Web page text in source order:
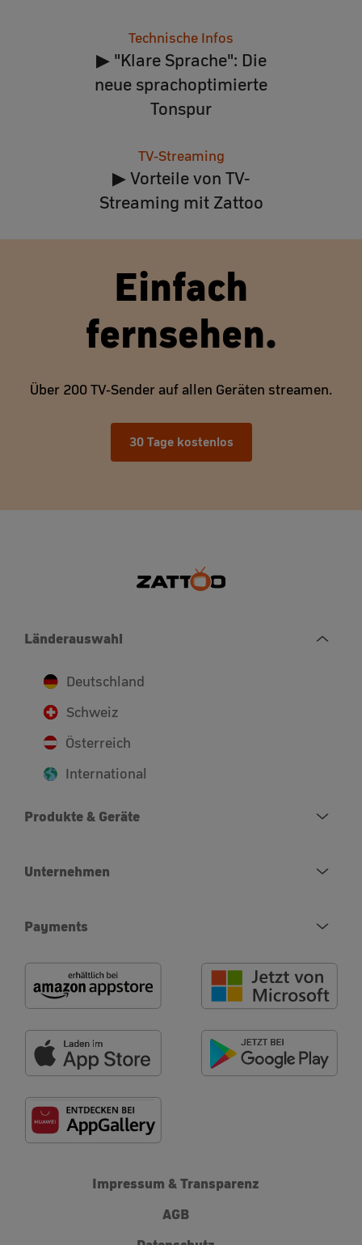
Technische Infos
▶ "Klare Sprache": Die
neue sprachoptimierte
Tonspur
TV-Streaming
▶ Vorteile von TV-
Streaming mit Zattoo
Einfach
fernsehen.
Über 200 TV-Sender auf allen Geräten streamen.
30 Tage kostenlos
Länderauswahl
Deutschland
Schweiz
Österreich
International
Produkte & Geräte
Unternehmen
Payments
Impressum & Transparenz
AGB